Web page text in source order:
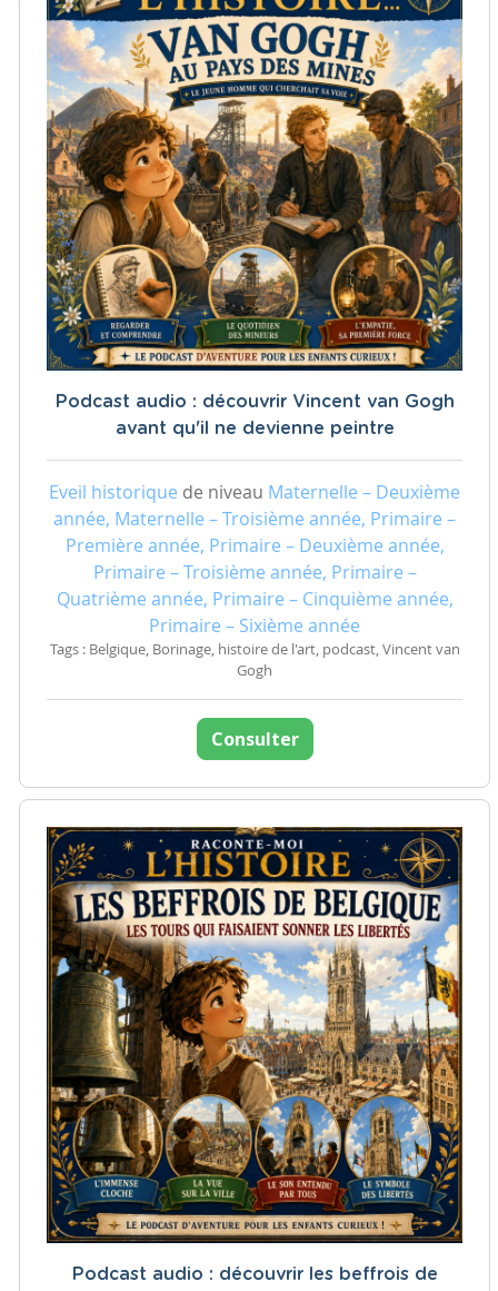
Podcast audio : découvrir Vincent van Gogh
avant qu'il ne devienne peintre
Eveil historique de niveau Maternelle – Deuxième
année, Maternelle – Troisième année, Primaire –
Première année, Primaire – Deuxième année,
Primaire – Troisième année, Primaire –
Quatrième année, Primaire – Cinquième année,
Primaire – Sixième année
Tags : Belgique, Borinage, histoire de l'art, podcast, Vincent van
Gogh
Consulter
Podcast audio : découvrir les beffrois de